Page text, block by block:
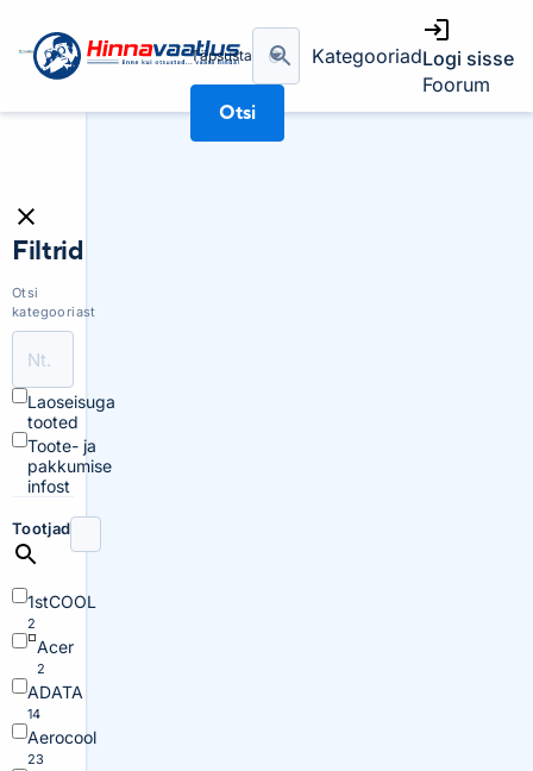
Täpsusta
Otsi
KategooriadLogi sisse
Foorum
Filtrid
Otsi
kategooriast
Laoseisuga
tooted
Toote- ja
pakkumise
infost
Tootjad
1stCOOL
2
Acer
2
ADATA
14
Aerocool
23